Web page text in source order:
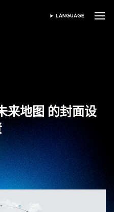
SELECT LANGUAGE
LANGUAGE
来地图 的封面设